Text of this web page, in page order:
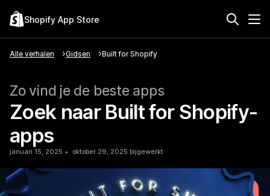
Shopify App Store
Alle verhalen Gidsen Built for Shopify
Zo vind je de beste apps
Zoek naar Built for Shopify-
apps
januari 15, 2025 oktober 29, 2025 bijgewerkt